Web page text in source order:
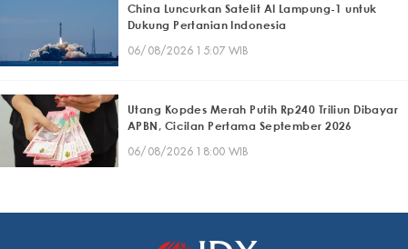
China Luncurkan Satelit AI Lampung-1 untuk
Dukung Pertanian Indonesia
06/08/2026 15:07 WIB
Utang Kopdes Merah Putih Rp240 Triliun Dibayar
APBN, Cicilan Pertama September 2026
06/08/2026 18:00 WIB